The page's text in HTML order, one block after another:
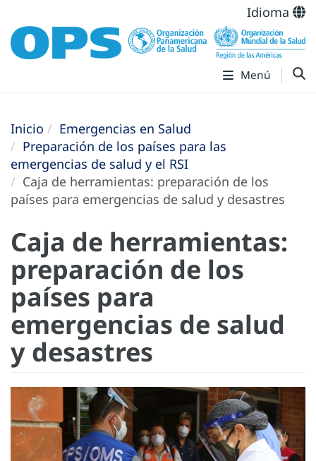
Idioma
Menú
Inicio
Emergencias en Salud
Preparación de los países para las
emergencias de salud y el RSI
Caja de herramientas: preparación de los
países para emergencias de salud y desastres
Caja de herramientas:
preparación de los
países para
emergencias de salud
y desastres